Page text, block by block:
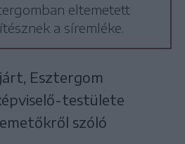
eltemetett
a síremléke.
Esztergom
testülete
szóló